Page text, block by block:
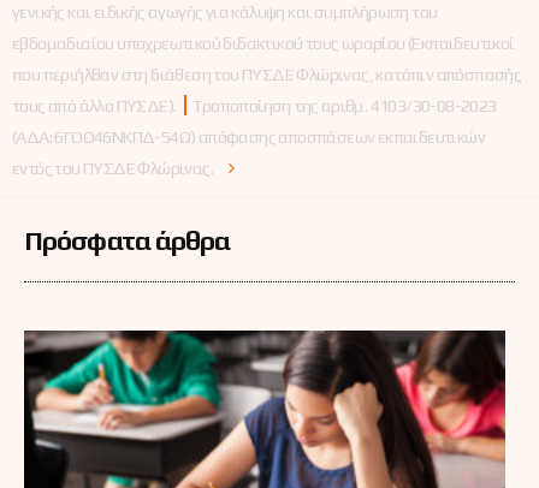
γενικής και ειδικής αγωγής για κάλυψη και συμπλήρωση του
εβδομαδιαίου υποχρεωτικού διδακτικού τους ωραρίου (Εκπαιδευτικοί
που περιήλθαν στη διάθεση του ΠΥΣΔΕ Φλώρινας, κατόπιν απόσπασής
τους από άλλο ΠΥΣΔΕ).
Τροποποίηση της αριθμ. 4103/30-08-2023
(ΑΔΑ: 6ΓΟΟ46ΝΚΠΔ-54Ω) απόφασης αποσπάσεων εκπαιδευτικών
εντός του ΠΥΣΔΕ Φλώρινας.
Πρόσφατα άρθρα